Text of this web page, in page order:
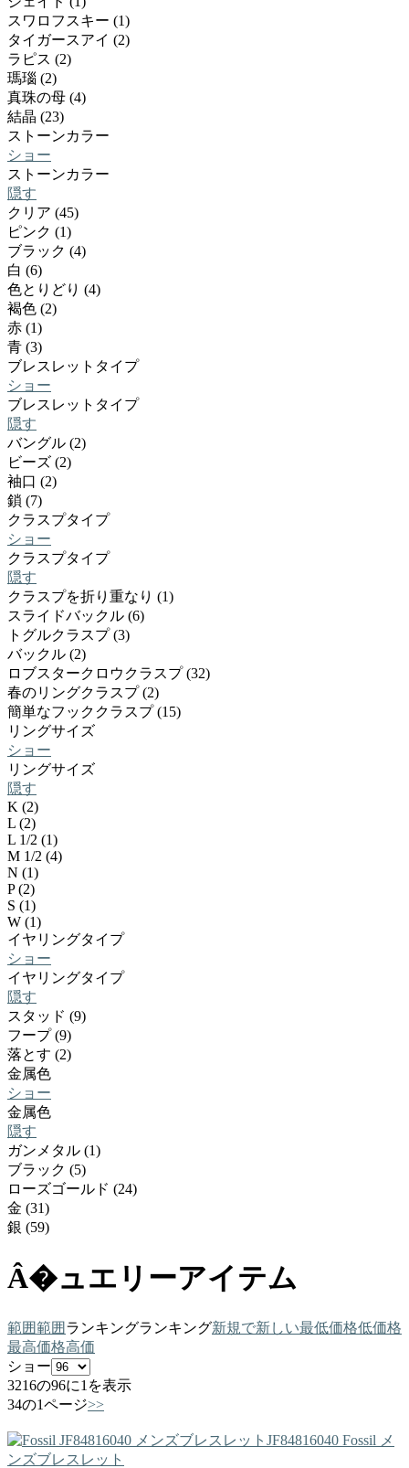
スワロフスキー (1)
タイガースアイ (2)
ラピス (2)
瑪瑙 (2)
真珠の母 (4)
結晶 (23)
ストーンカラー
ショー
ストーンカラー
隠す
クリア (45)
ピンク (1)
ブラック (4)
白 (6)
色とりどり (4)
褐色 (2)
赤 (1)
青 (3)
ブレスレットタイプ
ショー
ブレスレットタイプ
隠す
バングル (2)
ビーズ (2)
袖口 (2)
鎖 (7)
クラスプタイプ
ショー
クラスプタイプ
隠す
クラスプを折り重なり (1)
スライドバックル (6)
トグルクラスプ (3)
バックル (2)
ロブスタークロウクラスプ (32)
春のリングクラスプ (2)
簡単なフッククラスプ (15)
リングサイズ
ショー
リングサイズ
隠す
K (2)
L (2)
L 1/2 (1)
M 1/2 (4)
N (1)
P (2)
S (1)
W (1)
イヤリングタイプ
ショー
イヤリングタイプ
隠す
スタッド (9)
フープ (9)
落とす (2)
金属色
ショー
金属色
隠す
ガンメタル (1)
ブラック (5)
ローズゴールド (24)
金 (31)
銀 (59)
Â�ュエリーアイテム
範囲範囲 ランキングランキング新規で新しい最低価格低価格
最高価格高価
ショー
3216の96に1を表示
34の1ページ>>
JF84816040 Fossil メ
ンズブレスレット